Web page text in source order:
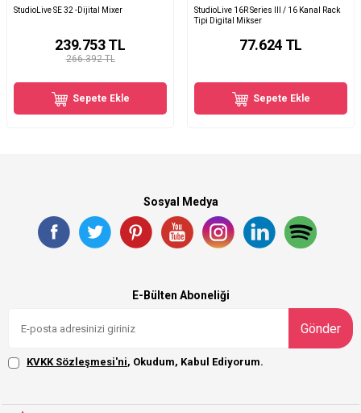
StudioLive SE 32 -Dijital Mixer
266.392 TL
239.753TL
Sepete Ekle
StudioLive 16R Series III / 16 Kanal Rack
Tipi Digital Mikser
77.624TL
Sepete Ekle
Sosyal Medya
E-Bülten Aboneliği
Gönder
KVKK Sözleşmesi'ni, Okudum, Kabul Ediyorum.